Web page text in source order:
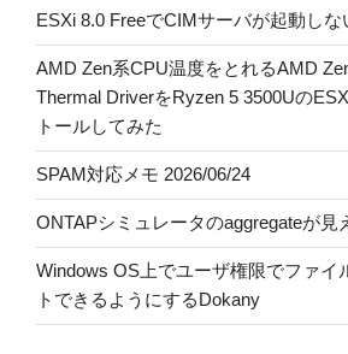
ESXi 8.0 FreeでCIMサーバが起動しな
AMD Zen系CPU温度をとれるAMD
Thermal DriverをRyzen 5 3500Uの
トールしてみた
SPAM対応メモ 2026/06/24
ONTAPシミュレータのaggregateが見
Windows OS上でユーザ権限でファイ
トできるようにするDokany